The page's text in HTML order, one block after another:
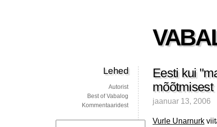
Eesti kui
mõõtmisest
jaanuar 13, 2006
Vurle Unarnurk
Lehed
Autorist
Best of Vabalog
Kommentaaridest